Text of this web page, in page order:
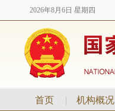
2026年8月6日 星期四
首页 | 机构概况